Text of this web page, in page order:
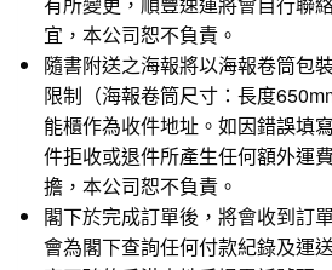
宜，本公司恕不負責。
隨書附送之海報將以海報卷筒包
限制（海報卷筒尺寸：長度
能櫃作為收件地址。如因錯誤填
件拒收或退件所產生任何額外運
擔，本公司恕不負責。
閣下於完成訂單後，將會收到訂
會為閣下查詢任何付款紀錄及運